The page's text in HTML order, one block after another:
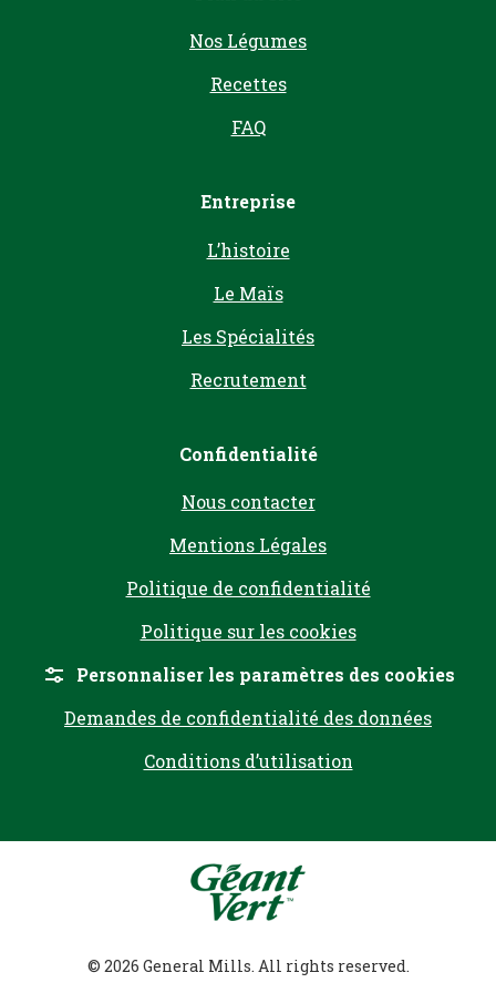
1
of
Nos Légumes
Recettes
FAQ
Entreprise
L’histoire
Le Maïs
Les Spécialités
Recrutement
Confidentialité
Nous contacter
Mentions Légales
Politique de confidentialité
Politique sur les cookies
Personnaliser les paramètres des cookies
Demandes de confidentialité des données
Conditions d’utilisation
© 2026 General Mills. All rights reserved.